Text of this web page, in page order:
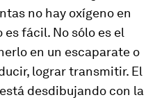
no hay oxígeno en
es fácil. No sólo es el
en un escaparate o
lograr transmitir. El
desdibujando con la